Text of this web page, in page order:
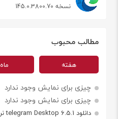
نسخه 145.0.3800.70
مطالب محبوب
هفته ماه
چیزی برای نمایش وجود ندارد
چیزی برای نمایش وجود ندارد
دانلود telegram Desktop 6.5.1 نرم افزار رایگان تلگرام دسکتاپ